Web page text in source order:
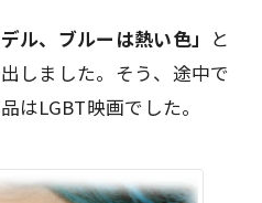
デル、ブルーは熱い色」 と
しました。そう、途中で
はLGBT映画でした。